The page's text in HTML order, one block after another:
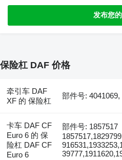
发布您
保险杠 DAF 价格
牵引车 DAF
XF 的 保险杠
部件号:
卡车 DAF CF
Euro 6 的 保
险杠 DAF CF
Euro 6
部件号: 1857517